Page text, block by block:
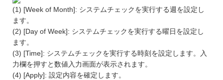
(1) [Week of Month]: システムチェックを実行する週を設定し
ます。
(2) [Day of Week]: システムチェックを実行する曜日を設定し
ます。
(3) [Time]: システムチェックを実行する時刻を設定します。入
力欄を押すと数値入力画面が表示されます。
(4) [Apply]: 設定内容を確定します。